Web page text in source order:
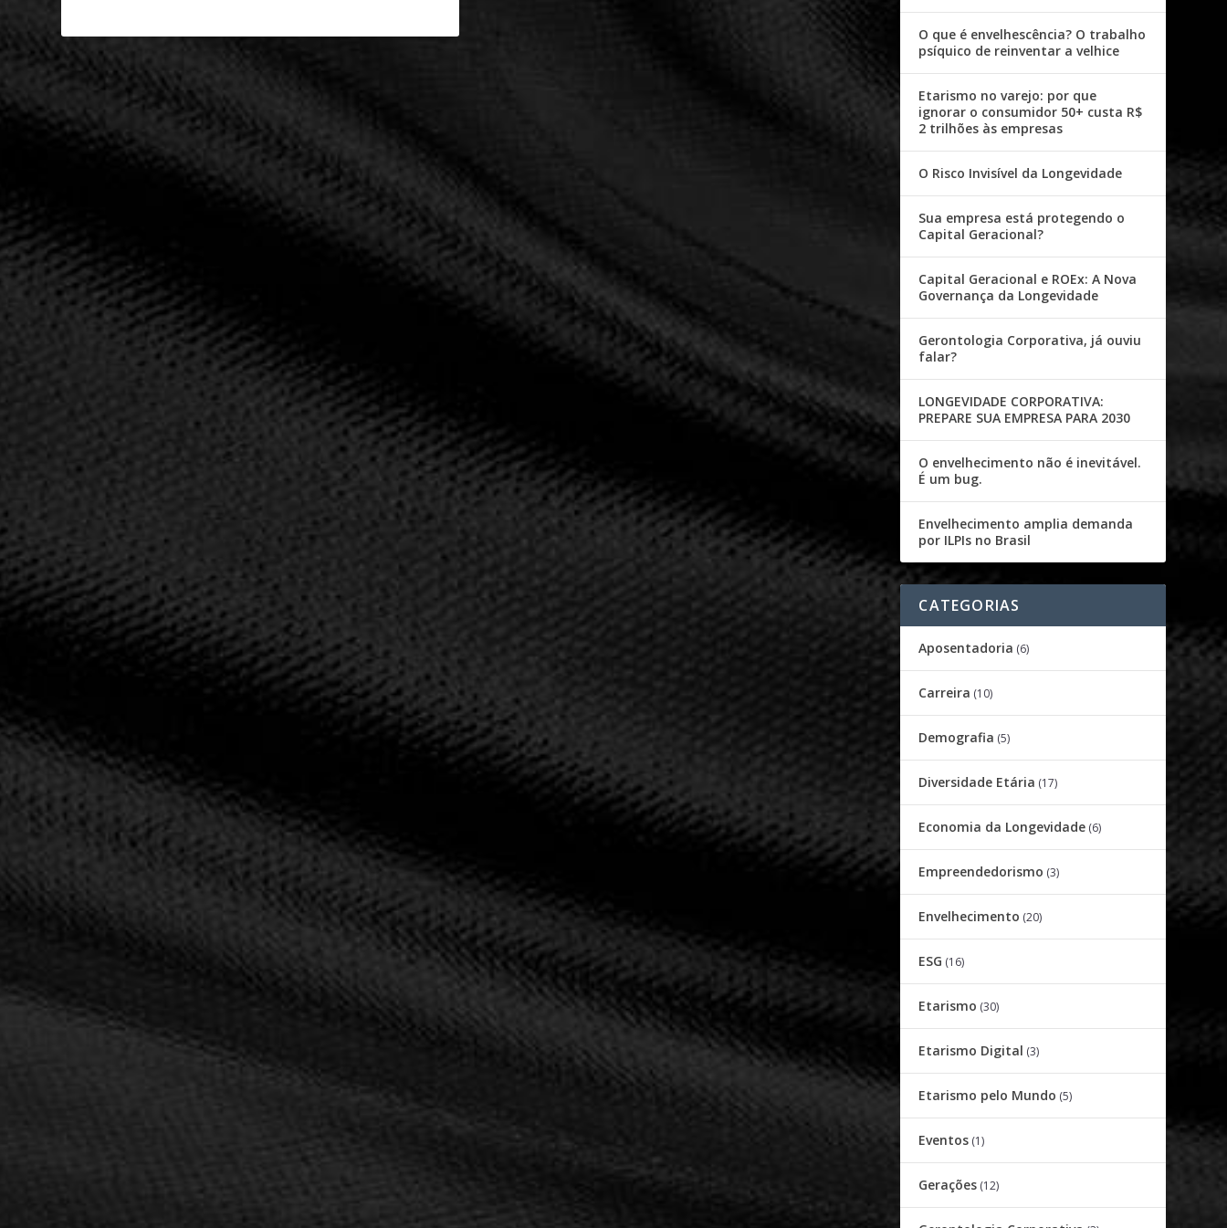
O que é envelhescência? O trabalho
psíquico de reinventar a velhice
Etarismo no varejo: por que
ignorar o consumidor 50+ custa R$
2 trilhões às empresas
O Risco Invisível da Longevidade
Sua empresa está protegendo o
Capital Geracional?
Capital Geracional e ROEx: A Nova
Governança da Longevidade
Gerontologia Corporativa, já ouviu
falar?
LONGEVIDADE CORPORATIVA:
PREPARE SUA EMPRESA PARA 2030
O envelhecimento não é inevitável.
É um bug.
Envelhecimento amplia demanda
por ILPIs no Brasil
CATEGORIAS
Aposentadoria (6)
Carreira (10)
Demografia (5)
Diversidade Etária (17)
Economia da Longevidade (6)
Empreendedorismo (3)
Envelhecimento (20)
ESG (16)
Etarismo (30)
Etarismo Digital (3)
Etarismo pelo Mundo (5)
Eventos (1)
Gerações (12)